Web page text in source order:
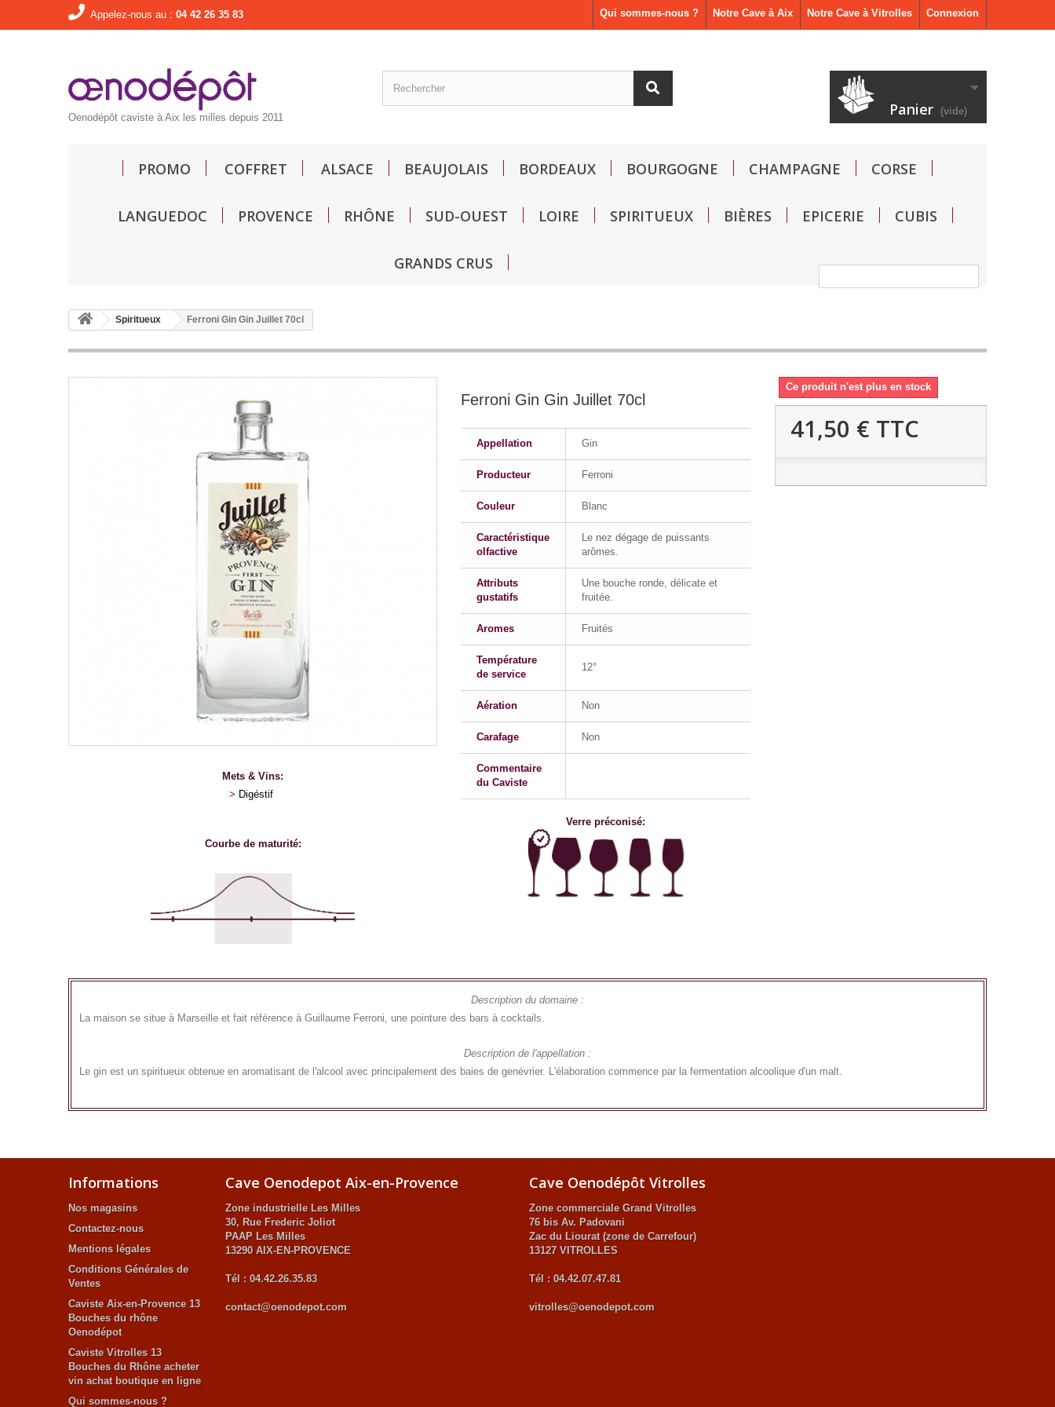
Connexion
Notre Cave à Vitrolles
Notre Cave à Aix
Qui sommes-nous ?
Appelez-nous au : 04 42 26 35 83
Oenodépôt caviste à Aix les milles depuis 2011 Panier (vide)
PROMO COFFRET ALSACE BEAUJOLAIS BORDEAUX BOURGOGNE CHAMPAGNE CORSE
LANGUEDOC PROVENCE RHÔNE SUD-OUEST LOIRE SPIRITUEUX BIÈRES EPICERIE CUBIS
GRANDS CRUS
Spiritueux Ferroni Gin Gin Juillet 70cl
Mets & Vins:
> Digéstif
Courbe de maturité:
Ferroni Gin Gin Juillet 70cl
Appellation Gin
Producteur Ferroni
Couleur Blanc
Caractéristique
olfactive
Le nez dégage de puissants
arômes.
Attributs
gustatifs
Une bouche ronde, délicate et
fruitée.
Aromes Fruités
Température
de service
12°
Aération Non
Carafage Non
Commentaire
du Caviste
Verre préconisé:
Ce produit n'est plus en stock
41,50 € TTC
Description du domaine :
La maison se situe à Marseille et fait référence à Guillaume Ferroni, une pointure des bars à cocktails.
Description de l'appellation :
Le gin est un spiritueux obtenue en aromatisant de l'alcool avec principalement des baies de genévrier. L'élaboration commence par la fermentation alcoolique d'un malt.
Informations
Nos magasins
Contactez-nous
Mentions légales
Conditions Générales de
Ventes
Caviste Aix-en-Provence 13
Bouches du rhône
Oenodépot
Caviste Vitrolles 13
Bouches du Rhône acheter
vin achat boutique en ligne
Qui sommes-nous ?
Cave Oenodepot Aix-en-Provence
Zone industrielle Les Milles
30, Rue Frederic Joliot
PAAP Les Milles
13290 AIX-EN-PROVENCE
Tél : 04.42.26.35.83
contact@oenodepot.com
Cave Oenodépôt Vitrolles
Zone commerciale Grand Vitrolles
76 bis Av. Padovani
Zac du Liourat (zone de Carrefour)
13127 VITROLLES
Tél : 04.42.07.47.81
vitrolles@oenodepot.com